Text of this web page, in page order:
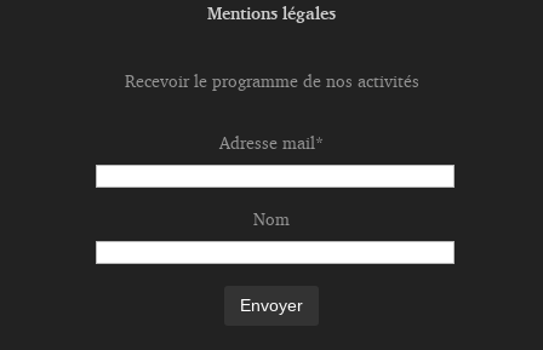
Mentions légales
Recevoir le programme de nos activités
Adresse mail*
Nom